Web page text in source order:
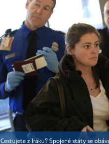
Cestujete z Iráku? Spojené státy se